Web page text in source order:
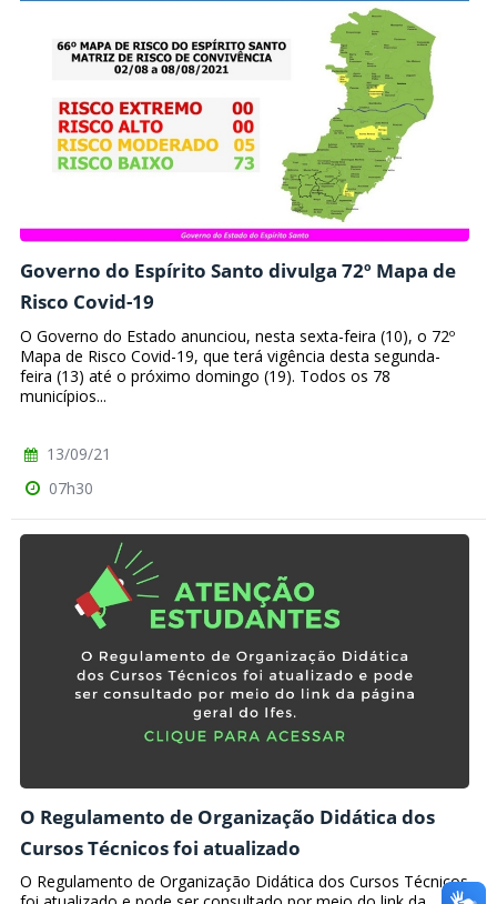
Governo do Espírito Santo divulga 72º Mapa de
Risco Covid-19
O Governo do Estado anunciou, nesta sexta-feira (10), o 72º
Mapa de Risco Covid-19, que terá vigência desta segunda-
feira (13) até o próximo domingo (19). Todos os 78
municípios...
13/09/21
07h30
O Regulamento de Organização Didática dos
Cursos Técnicos foi atualizado
O Regulamento de Organização Didática dos Cursos Técnicos